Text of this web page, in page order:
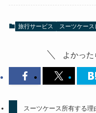
旅行サービス スーツケー
よかった
スーツケース所有する理